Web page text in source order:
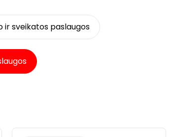
ir sveikatos paslaugos